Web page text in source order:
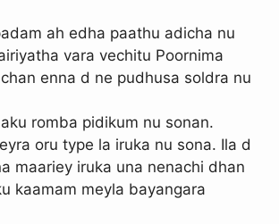
ah edha paathu adicha nu
vara vechitu Poornima
enna d ne pudhusa soldra nu
romba pidikum nu sonan.
oru type la iruka nu sona. Ila d
maariey iruka una nenachi dhan
kaamam meyla bayangara